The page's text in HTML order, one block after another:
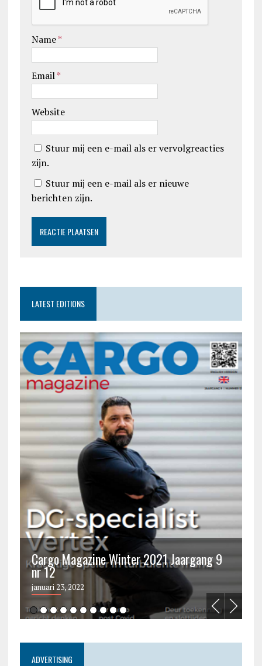
Name*
Email*
Website
Stuur mij een e-mail als er vervolgreacties
zijn.
Stuur mij een e-mail als er nieuwe
berichten zijn.
LATEST EDITIONS
Cargo Magazine Winter 2021 Jaargang 9
nr 12
januari 23, 2022
ADVERTISING